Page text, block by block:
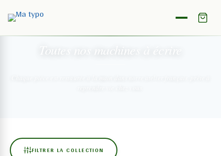
Toutes nos machines
FILTRER LA COLLECTION